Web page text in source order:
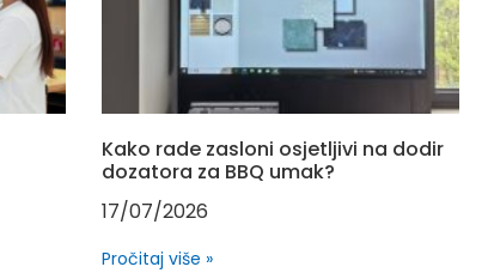
Kako rade zasloni osjetljivi na dodir
dozatora za BBQ umak?
17/07/2026
Pročitaj više »